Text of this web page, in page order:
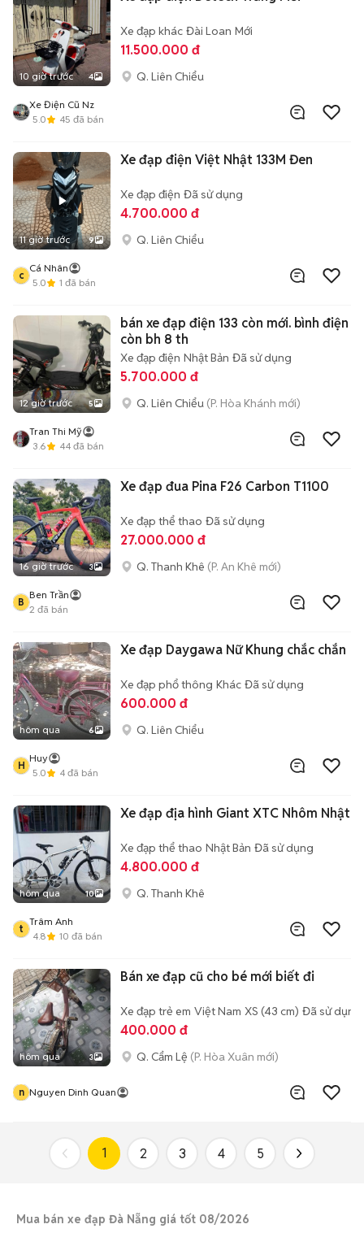
10 giờ trước 4
Xe đạp khác Đài Loan Mới
11.500.000 đ
Q. Liên Chiểu
Xe Điện Cũ Nz
5.0
45 đã bán
11 giờ trước 9
Xe đạp điện Việt Nhật 133M Đen
Xe đạp điện Đã sử dụng
4.700.000 đ
Q. Liên Chiểu
c
Cá Nhân
5.0
1 đã bán
12 giờ trước 5
bán xe đạp điện 133 còn mới. bình điện
còn bh 8 th
Xe đạp điện Nhật Bản Đã sử dụng
5.700.000 đ
Q. Liên Chiểu (P. Hòa Khánh mới)
Tran Thi Mỹ
3.6
44 đã bán
16 giờ trước 3
Xe đạp đua Pina F26 Carbon T1100
Xe đạp thể thao Đã sử dụng
27.000.000 đ
Q. Thanh Khê (P. An Khê mới)
B
Ben Trần
2 đã bán
hôm qua 6
Xe đạp Daygawa Nữ Khung chắc chắn
Xe đạp phổ thông Khác Đã sử dụng
600.000 đ
Q. Liên Chiểu
H
Huy
5.0
4 đã bán
hôm qua 10
Xe đạp địa hình Giant XTC Nhôm Nhật
Xe đạp thể thao Nhật Bản Đã sử dụng
4.800.000 đ
Q. Thanh Khê
t
Trâm Anh
4.8
10 đã bán
hôm qua 3
Bán xe đạp cũ cho bé mới biết đi
Xe đạp trẻ em Việt Nam XS (43 cm) Đã sử dụng
400.000 đ
Q. Cẩm Lệ (P. Hòa Xuân mới)
n Nguyen Dinh Quan
1 2 3 4 5
Mua bán xe đạp Đà Nẵng giá tốt 08/2026